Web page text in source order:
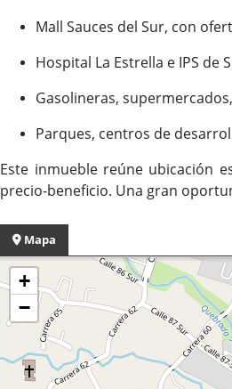
Mall Sauces del Sur, con
Hospital La Estrella e IPS de
Gasolineras,
Parques, centros de
Este inmueble reúne ubicación
precio-beneficio. Una gran
Mapa
+
−